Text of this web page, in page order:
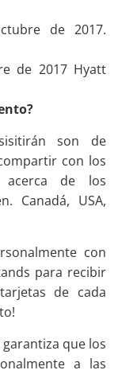
de 2017.
de 2017 Hyatt
son de
con los
acerca de los
Canadá, USA,
con
para recibir
de cada
que los
a las